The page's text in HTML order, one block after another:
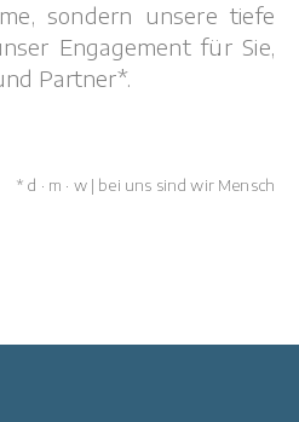
sondern unsere tiefe
Engagement für Sie,
Partner*.
* d · m · w | bei uns sind wir Mensch